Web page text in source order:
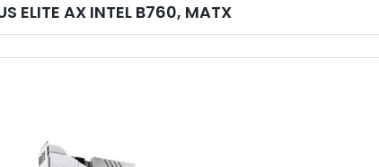
ELITE AX INTEL B760, MATX